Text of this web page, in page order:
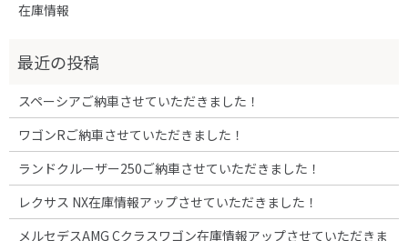
在庫情報
スペーシアご納車させていただきました！
ワゴンRご納車させていただきました！
ランドクルーザー250ご納車させていただきました！
レクサス NX在庫情報アップさせていただきました！
メルセデスAMG Cクラスワゴン在庫情報アップさせていただきま